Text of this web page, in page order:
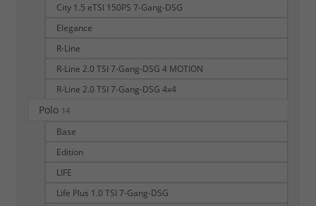
City 1.5 eTSI 150PS 7-Gang-DSG
Elegance
R-Line
R-Line 2.0 TSI 7-Gang-DSG 4 MOTION
R-Line 2.0 TSI 7-Gang-DSG 4x4
Polo 14
Base
Edition
LIFE
Life Plus 1.0 TSI 7-Gang-DSG